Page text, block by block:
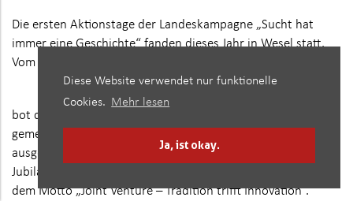
Diese Website verwendet nur funktionelle
Cookies. Mehr lesen
Ja, ist okay.
Die ersten Aktionstage der Landeskampagne „Sucht hat
immer eine Geschichte“ fanden dieses Jahr in Wesel statt.
Vom 24. August bis zum 03. September 2022
bot der Information und Hilfe in Drogenfragen e.V.
gemeinsam mit seinen Kooperationspartner:innen
ausgewählte Veranstaltungen rund um sein 50. Jähriges
Jubiläum an. 140 Personen belebten die Jubiläumsfeier mit
dem Motto „Joint Venture – Tradition trifft Innovation“.